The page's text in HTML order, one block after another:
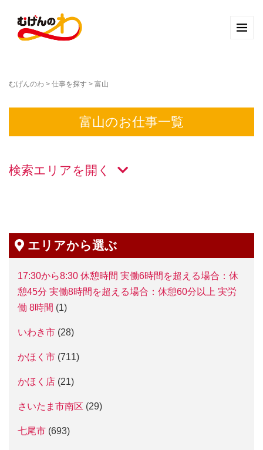
むげんのわ > 仕事を探す > 富山
富山のお仕事一覧
検索エリアを
エリアから選ぶ
17:30から8:30 休憩時間 実働6時間を超える場合：休
憩45分 実働8時間を超える場合：休憩60分以上 実労
働 8時間 (1)
いわき市 (28)
かほく市 (711)
かほく店 (21)
さいたま市南区 (29)
七尾市 (693)